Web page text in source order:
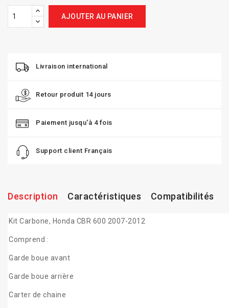
AJOUTER AU PANIER
Livraison international
Retour produit 14 jours
Paiement jusqu'à 4 fois
Support client Français
Description Caractéristiques Compatibilités
Kit Carbone, Honda CBR 600 2007-2012
Comprend :
Garde boue avant
Garde boue arrière
Carter de chaine